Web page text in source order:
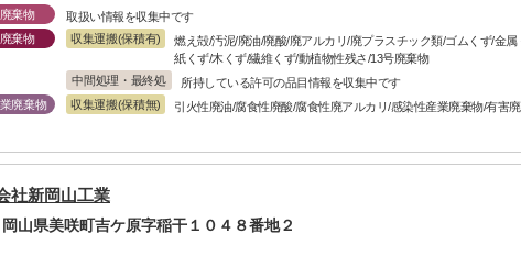
棄物
取扱い情報を収集中です
棄物
収集運搬(保積有)
燃え殻/汚泥/廃油/廃酸/廃アルカリ/廃プラスチック類/ゴムくず/金
紙くず/木くず/繊維くず/動植物性残さ/13号廃棄物
中間処理・最終処
分
所持している許可の品目情報を収集中です
廃棄物
収集運搬(保積無) 引火性廃油/腐食性廃酸/腐食性廃アルカリ/感染性産業廃棄物/有害
社新岡山工業
山県美咲町吉ケ原字稲干１０４８番地２